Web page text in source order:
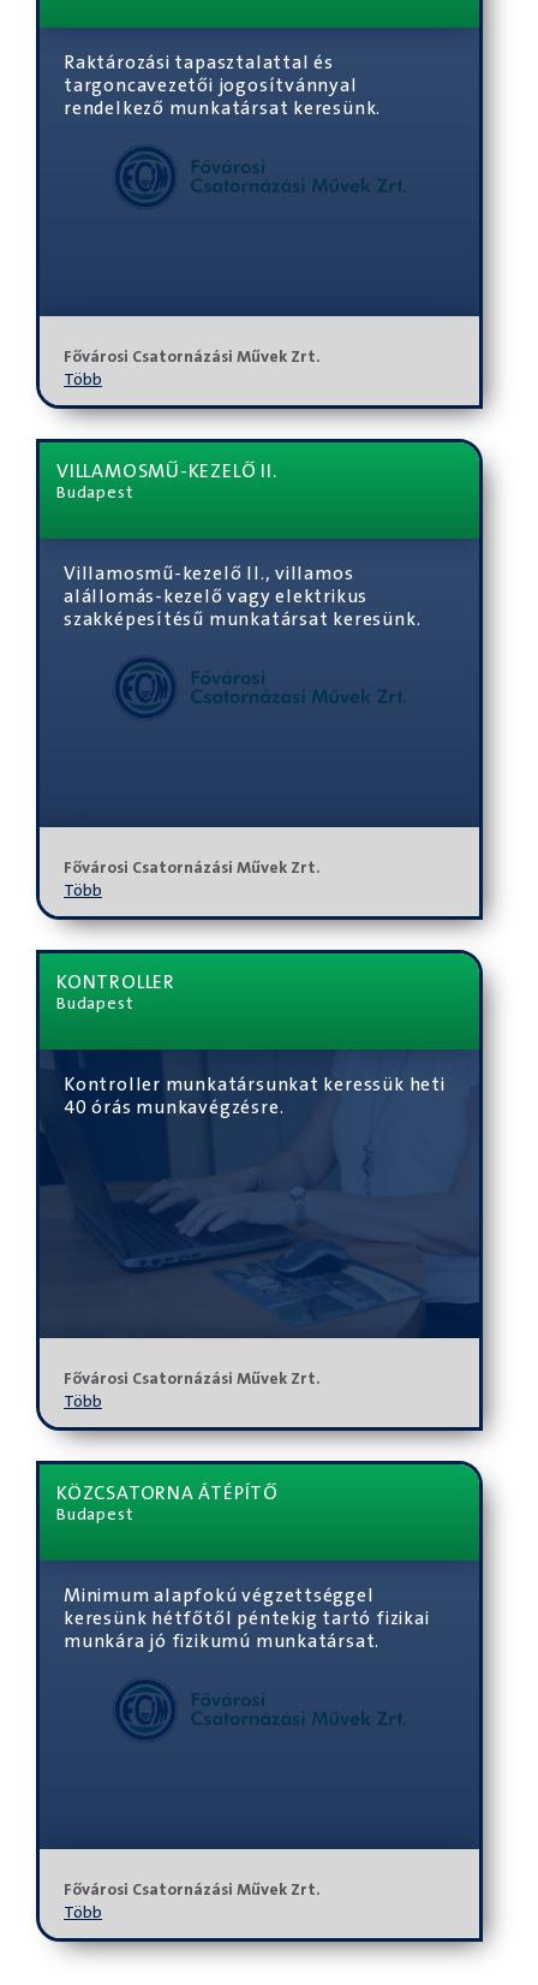
Raktározási tapasztalattal és
targoncavezetői jogosítvánnyal
rendelkező munkatársat keresünk.
Fővárosi Csatornázási Művek Zrt.
Több
VILLAMOSMŰ-KEZELŐ II.
Budapest
Villamosmű-kezelő II., villamos
alállomás-kezelő vagy elektrikus
szakképesítésű munkatársat keresünk.
Fővárosi Csatornázási Művek Zrt.
Több
KONTROLLER
Budapest
Kontroller munkatársunkat keressük heti
40 órás munkavégzésre.
Fővárosi Csatornázási Művek Zrt.
Több
KÖZCSATORNA ÁTÉPÍTŐ
Budapest
Minimum alapfokú végzettséggel
keresünk hétfőtől péntekig tartó fizikai
munkára jó fizikumú munkatársat.
Fővárosi Csatornázási Művek Zrt.
Több